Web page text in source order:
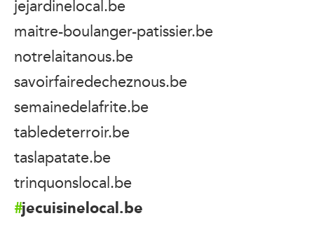
jejardinelocal.be
maitre-boulanger-patissier.be
notrelaitanous.be
savoirfairedecheznous.be
semainedelafrite.be
tabledeterroir.be
taslapatate.be
trinquonslocal.be
jecuisinelocal.be